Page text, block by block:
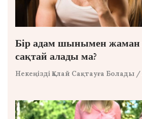
Бір адам шынымен жаман
сақтай алады ма?
Некеңізді Қалай Сақтауға Болады /